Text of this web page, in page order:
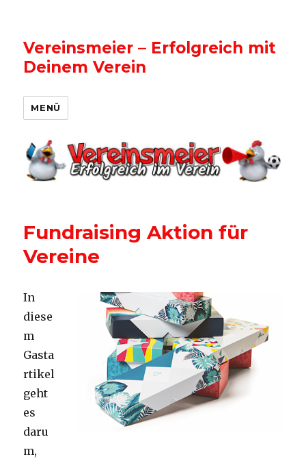
Vereinsmeier – Erfolgreich mit
Deinem Verein
MENÜ
Fundraising Aktion für
Vereine
In
diese
m
Gasta
rtikel
geht
es
daru
m,